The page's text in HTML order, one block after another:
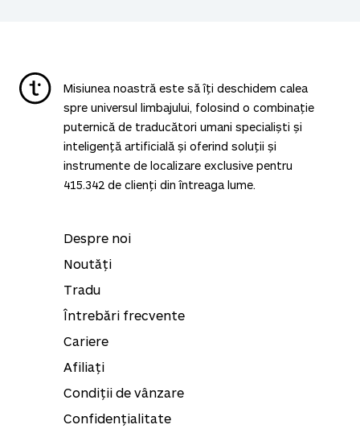
Misiunea noastră este să îți deschidem calea
spre universul limbajului, folosind o combinație
puternică de traducători umani specialiști și
inteligență artificială și oferind soluții și
instrumente de localizare exclusive pentru
415.342 de clienți din întreaga lume.
Despre noi
Noutăți
Tradu
Întrebări frecvente
Cariere
Afiliați
Condiții de vânzare
Confidențialitate